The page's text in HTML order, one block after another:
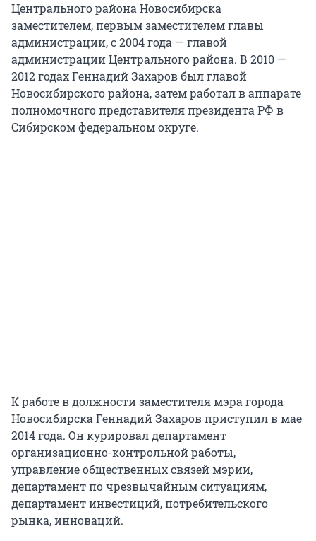
Центрального района Новосибирска
заместителем, первым заместителем главы
администрации, с 2004 года — главой
администрации Центрального района. В 2010 —
2012 годах Геннадий Захаров был главой
Новосибирского района, затем работал в аппарате
полномочного представителя президента РФ в
Сибирском федеральном округе.
К работе в должности заместителя мэра города
Новосибирска Геннадий Захаров приступил в мае
2014 года. Он курировал департамент
организационно-контрольной работы,
управление общественных связей мэрии,
департамент по чрезвычайным ситуациям,
департамент инвестиций, потребительского
рынка, инноваций.